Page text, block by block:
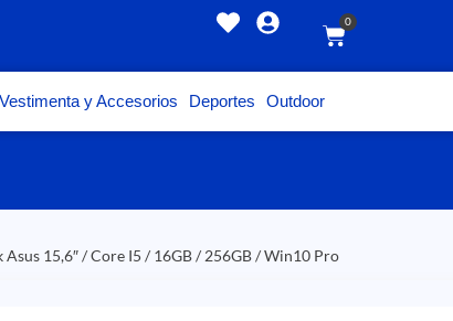
0
Vestimenta y Accesorios Deportes Outdoor
15,6″ / Core I5 / 16GB / 256GB / Win10 Pro